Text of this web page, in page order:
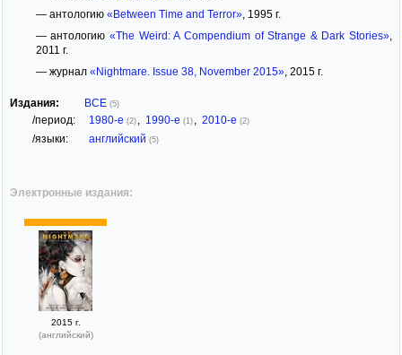
— антологию «Between Time and Terror», 1995 г.
— антологию«The Weird: A Compendium of Strange & Dark Stories»
2011 г.
— журнал «Nightmare. Issue 38, November 2015», 2015 г.
Издания: ВСЕ (5)
/период: 1980-е (2) 1990-е (1) 2010-е (2)
/языки: английский (5)
Электронные издания:
2015 г.
(английский)